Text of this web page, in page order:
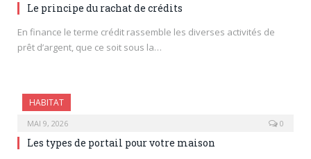
Le principe du rachat de crédits
En finance le terme crédit rassemble les diverses activités de
prêt d’argent, que ce soit sous la…
HABITAT
MAI 9, 2026 0
Les types de portail pour votre maison